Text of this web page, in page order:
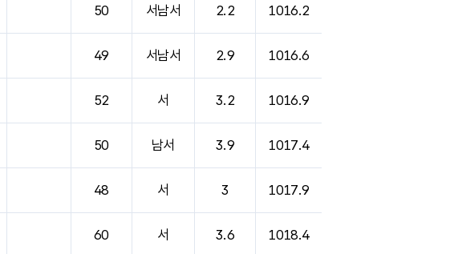
50 서남서 2.2 1016.2
49 서남서 2.9 1016.6
52 서 3.2 1016.9
50 남서 3.9 1017.4
48 서 3 1017.9
60 서 3.6 1018.4